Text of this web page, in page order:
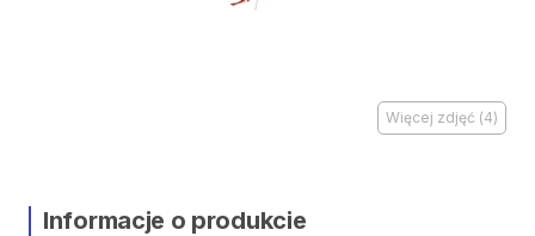
Więcej zdjęć (4)
Informacje o produkcie